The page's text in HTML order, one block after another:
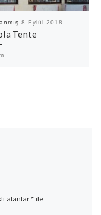
8 Eylül 2018
Tente
alanlar*ile